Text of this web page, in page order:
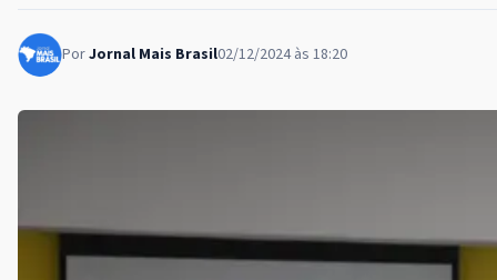
PorJornal Mais Brasil02/12/2024 às 18:20